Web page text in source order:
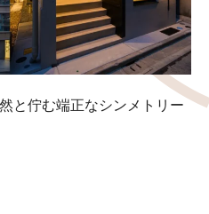
と佇む端正なシンメトリー